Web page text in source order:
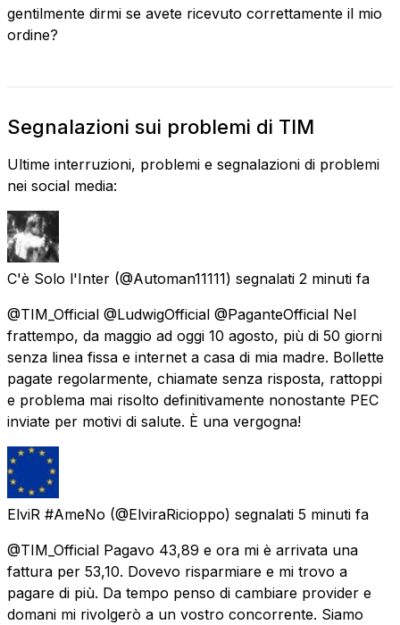
gentilmente dirmi se avete ricevuto correttamente il mio
ordine?
Segnalazioni sui problemi di TIM
Ultime interruzioni, problemi e segnalazioni di problemi
nei social media:
C'è Solo l'Inter (@Automan11111) segnalati 2 minuti fa
@TIM_Official @LudwigOfficial @PaganteOfficial Nel
frattempo, da maggio ad oggi 10 agosto, più di 50 giorni
senza linea fissa e internet a casa di mia madre. Bollette
pagate regolarmente, chiamate senza risposta, rattoppi
e problema mai risolto definitivamente nonostante PEC
inviate per motivi di salute. È una vergogna!
ElviR #AmeNo (@ElviraRicioppo) segnalati 5 minuti fa
@TIM_Official Pagavo 43,89 e ora mi è arrivata una
fattura per 53,10. Dovevo risparmiare e mi trovo a
pagare di più. Da tempo penso di cambiare provider e
domani mi rivolgerò a un vostro concorrente. Siamo